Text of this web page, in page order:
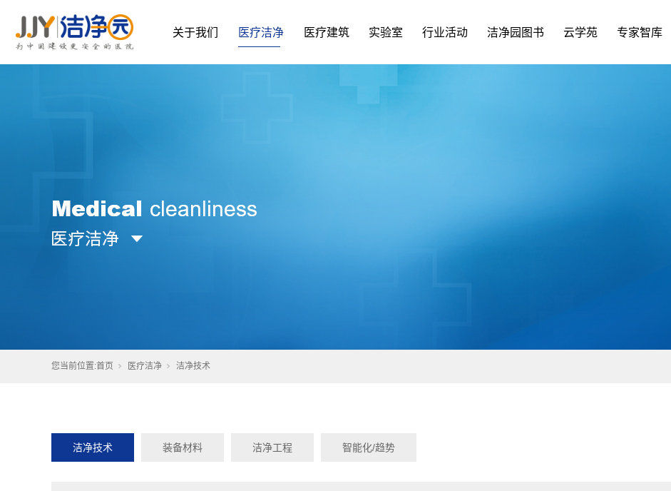
关于我们 医疗洁净 医疗建筑 实验室 行业活动 洁净园图书 云学苑 专家智库
您当前位置:首页 医疗洁净 洁净技术
洁净技术 装备材料 洁净工程 智能化/趋势